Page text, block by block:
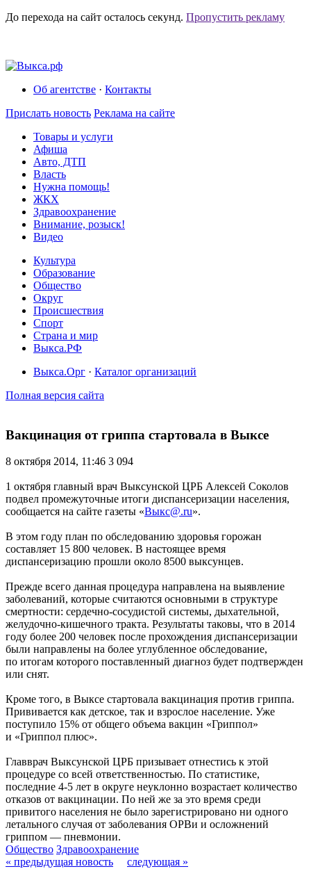
До перехода на сайт осталось секунд. Пропустить рекламу
Об агентстве · Контакты
Прислать новость Реклама на сайте
Товары и услуги
Афиша
Авто, ДТП
Власть
Нужна помощь!
ЖКХ
Здравоохранение
Внимание, розыск!
Видео
Культура
Образование
Общество
Округ
Происшествия
Спорт
Страна и мир
Выкса.РФ
Выкса.Орг · Каталог организаций
Полная версия сайта
Вакцинация от гриппа стартовала в Выксе
8 октября 2014, 11:46 3 094
1 октября главный врач Выксунской ЦРБ Алексей Соколов
подвел промежуточные итоги диспансеризации населения,
сообщается на сайте газеты «Выкс@.ru».
В этом году план по обследованию здоровья горожан
составляет 15 800 человек. В настоящее время
диспансеризацию прошли около 8500 выксунцев.
Прежде всего данная процедура направлена на выявление
заболеваний, которые считаются основными в структуре
смертности: сердечно-сосудистой системы, дыхательной,
желудочно-кишечного тракта. Результаты таковы, что в 2014
году более 200 человек после прохождения диспансеризации
были направлены на более углубленное обследование,
по итогам которого поставленный диагноз будет подтвержден
или снят.
Кроме того, в Выксе стартовала вакцинация против гриппа.
Прививается как детское, так и взрослое население. Уже
поступило 15% от общего объема вакцин «Гриппол»
и «Гриппол плюс».
Главврач Выксунской ЦРБ призывает отнестись к этой
процедуре со всей ответственностью. По статистике,
последние 4-5 лет в округе неуклонно возрастает количество
отказов от вакцинации. По ней же за это время среди
привитого населения не было зарегистрировано ни одного
летального случая от заболевания ОРВи и осложнений
гриппом — пневмонии.
Общество Здравоохранение
« предыдущая новость
следующая »